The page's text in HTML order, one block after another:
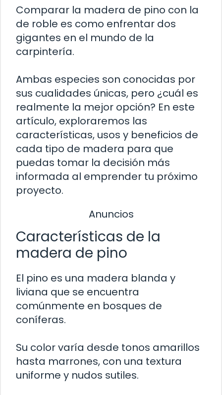
Comparar la madera de pino con la
de roble es como enfrentar dos
gigantes en el mundo de la
carpintería.
Ambas especies son conocidas por
sus cualidades únicas, pero ¿cuál es
realmente la mejor opción? En este
artículo, exploraremos las
características, usos y beneficios de
cada tipo de madera para que
puedas tomar la decisión más
informada al emprender tu próximo
proyecto.
Anuncios
Características de la
madera de pino
El pino es una madera blanda y
liviana que se encuentra
comúnmente en bosques de
coníferas.
Su color varía desde tonos amarillos
hasta marrones, con una textura
uniforme y nudos sutiles.